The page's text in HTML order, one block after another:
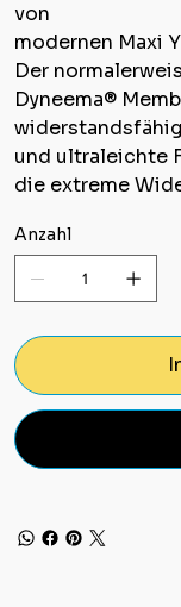
von
modernen Maxi
Der
Dyneema®
und ultraleichte
die extreme
Anzahl